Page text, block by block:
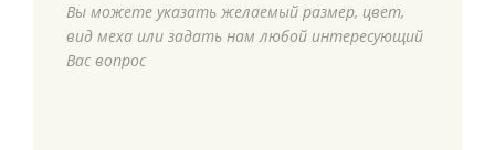
Вы можете указать желаемый размер, цвет,
вид меха или задать нам любой интересующий
Вас вопрос